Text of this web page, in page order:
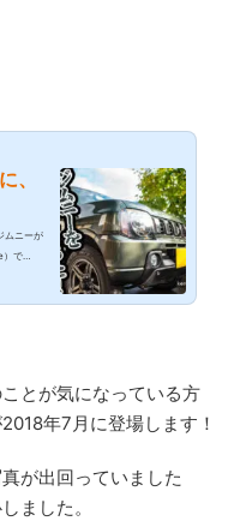
、
ムニーが
）で
とが気になっている方
年7月に登場します！
が出回っていました
ました。